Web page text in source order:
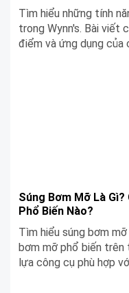
Tìm hiểu những tính
trong Wynn's. Bài viết
điểm và ứng dụng
Súng Bơm Mỡ Là
Phổ Biến Nào?
Tìm hiểu súng bơm
bơm mỡ phổ biến trên
lựa công cụ phù hợp